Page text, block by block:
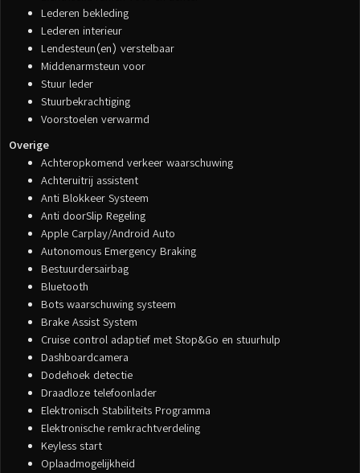
Lederen bekleding
Lederen interieur
Lendesteun(en) verstelbaar
Middenarmsteun voor
Stuur leder
Stuurbekrachtiging
Voorstoelen verwarmd
Overige
Achteropkomend verkeer waarschuwing
Achteruitrij assistent
Anti Blokkeer Systeem
Anti doorSlip Regeling
Apple Carplay/Android Auto
Autonomous Emergency Braking
Bestuurdersairbag
Bluetooth
Bots waarschuwing systeem
Brake Assist System
Cruise control adaptief met Stop&Go en stuurhulp
Dashboardcamera
Dodehoek detectie
Draadloze telefoonlader
Elektronisch Stabiliteits Programma
Elektronische remkrachtverdeling
Keyless start
Oplaadmogelijkheid